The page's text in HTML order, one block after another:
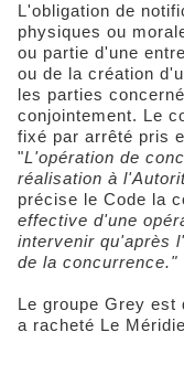
L'obligation de
physiques ou
ou partie d'une
ou de la création
les parties
conjointement. Le
fixé par arrêté pris
"L'opération de
réalisation à
précise le Code la
effective d'une
intervenir qu'après
de la concurrence."
Le groupe Grey est
a racheté Le